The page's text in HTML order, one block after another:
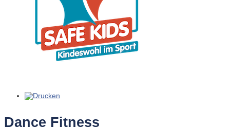
Dance Fitness